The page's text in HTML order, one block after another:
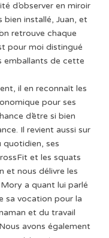
d’observer en miroir
bien installé, Juan, et
retrouve chaque
pour moi distingué
emballants de cette
il en reconnaît les
pour ses
d’être si bien
Il revient aussi sur
quotidien, ses
et les squats
et nous délivre les
a quant lui parlé
sa vocation pour la
et du travail
avons également